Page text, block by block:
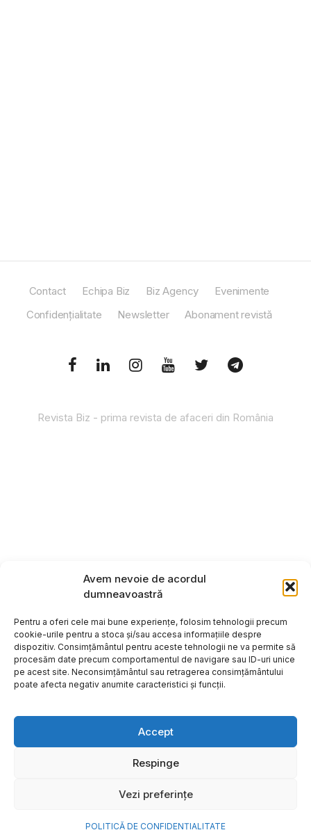
Avem nevoie de acordul
dumneavoastră
Pentru a oferi cele mai bune experiențe, folosim tehnologii precum
cookie-urile pentru a stoca și/sau accesa informațiile despre
dispozitiv. Consimțământul pentru aceste tehnologii ne va permite să
procesăm date precum comportamentul de navigare sau ID-uri unice
pe acest site. Neconsimțământul sau retragerea consimțământului
poate afecta negativ anumite caracteristici și funcții.
Accept
Respinge
Vezi preferințe
POLITICĂ DE CONFIDENȚIALITATE
Contact Echipa Biz Biz Agency
Evenimente
Confidențialitate
Newsletter Abonament revistă
Revista Biz - prima revista de afaceri din România
Copyright ©2026